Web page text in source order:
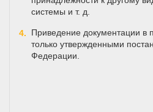
системы и т. д.
Приведение документации в
только утвержденными
Федерации.